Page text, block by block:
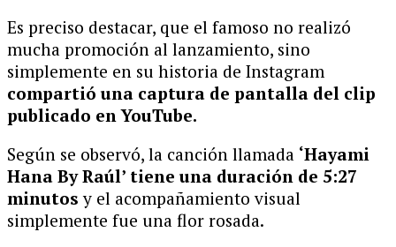
Es preciso destacar, que el famoso no realizó
mucha promoción al lanzamiento, sino
simplemente en su historia de Instagram
compartió una captura de pantalla del clip
publicado en YouTube.
Según se observó, la canción llamada ‘Hayami
Hana By Raúl’ tiene una duración de 5:27
minutos y el acompañamiento visual
simplemente fue una flor rosada.